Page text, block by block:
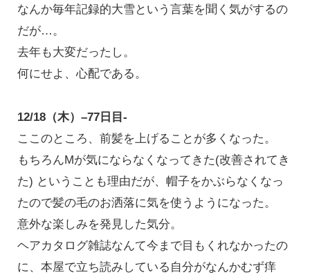
なんか毎年記録的大雪という言葉を聞く気がするの
だが…。
去年も大変だったし。
何にせよ、心配である。
12/18（木）–77日目-
ここのところ、前髪を上げることが多くなった。
もちろんMが気にならなくなってきた(改善されてき
た) ということも理由だが、帽子をかぶらなくなっ
たので髪の毛のお洒落に気を使うようになった。
意外な楽しみを発見した気分。
ヘアカタログ雑誌なんて今まで目もくれなかったの
に、本屋で立ち読みしている自分がなんかむず痒